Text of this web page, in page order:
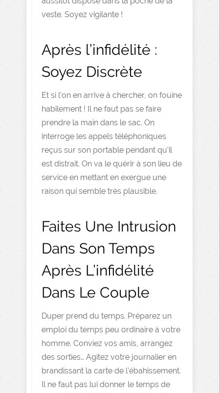
veste. Soyez vigilante !
Après l’infidélité :
Soyez Discrète
Et si l’on en arrive à chercher, on fouine
habilement ! Il ne faut pas se faire
prendre la main dans le sac. On
interroge les appels téléphoniques
reçus sur son portable pendant qu’il
est distrait. On va le quérir à son lieu de
service en mettant en exergue une
raison qui semble très plausible.
Faites Une Intrusion
Dans Son Temps
Après L’infidélité
Dans Le Couple
Duper prend du temps. Préparez un
emploi du temps peu ordinaire à votre
homme. Conviez vos amis, arrangez
des sorties… Agitez votre journalier en
brandissant la carte de l’ébahissement.
Il ne faut pas lui donner le temps de